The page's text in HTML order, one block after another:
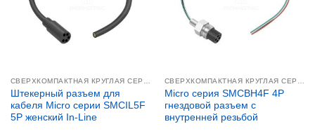
Штекерный разъем для
кабеля Micro серии SMCIL5F
5P женский In-Line
Micro серия SMCBH4F 4P
гнездовой разъем с
внутренней резьбой